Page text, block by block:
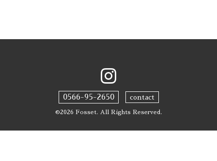
0566-95-2650 contact
©2026 Fosset. All Rights Reserved.